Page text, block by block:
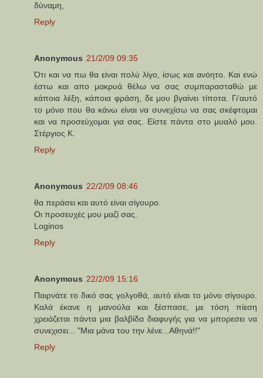
δύναμη,
Reply
Anonymous 21/2/09 09:35
Ότι και να πω θα είναι πολύ λίγο, ίσως και ανόητο. Και ενώ
έστω και απο μακρυά θέλω να σας συμπαρασταθώ με
κάποια λέξη, κάποια φράση, δε μου βγαίνει τίποτα. Γι'αυτό
το μόνο που θα κάνω είναι να συνεχίσω να σας σκέφτομαι
και να προσεύχομαι για σας. Είστε πάντα στο μυαλό μου.
Στέργιος Κ.
Reply
Anonymous 22/2/09 08:46
θα περάσει και αυτό είναι σίγουρο.
Οι προσευχές μου μαζί σας.
Loginos
Reply
Anonymous 22/2/09 15:16
Παιρνάτε το δικό σας γολγοθά, αυτό είναι το μόνο σίγουρο.
Καλά έκανε η μανούλα και ξέσπασε, με τόση πίεση
χρειάζεται πάντα μια βαλβίδα διαφυγής για να μπορεσει να
συνεχισει... "Μια μάνα του την λένε...Αθηνά!!"
Reply